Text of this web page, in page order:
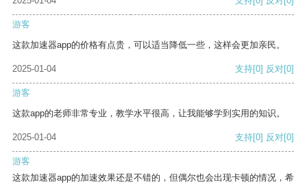
游客
这款加速器app的价格有点贵，可以适当降低一些，这样会更加亲民。
2025-01-04 支持[0] 反对[0]
游客
这款app的老师非常专业，教学水平很高，让我能够学到实用的知识。
2025-01-04 支持[0] 反对[0]
游客
这款加速器app的加速效果还是不错的，但偶尔也会出现卡顿的情况，希